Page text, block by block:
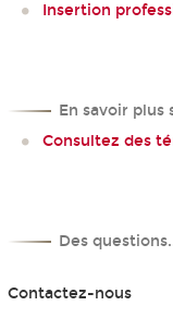
Insertion
En savoir plus
Consultez des
Des
Contactez-nous